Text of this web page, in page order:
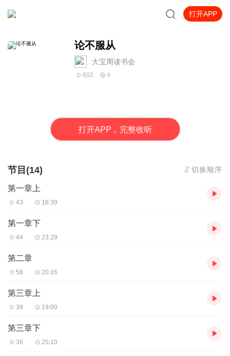
打开APP
论不服从
大宝周读书会
602 4
打开APP，完整收听
节目(14) 切换顺序
第一章上
43 18:39
第一章下
44 23:29
第二章
58 20:16
第三章上
39 19:00
第三章下
36 25:10